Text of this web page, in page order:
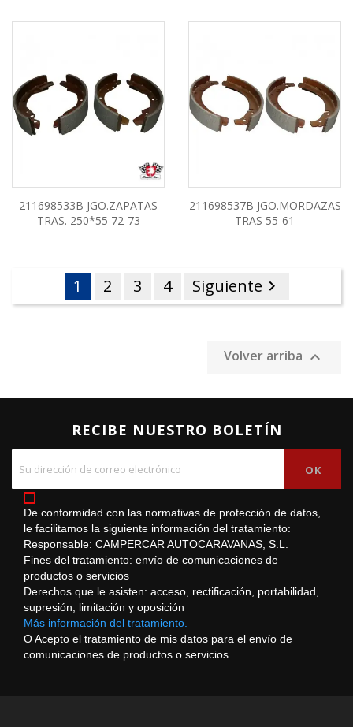
211698533B JGO.ZAPATAS
TRAS. 250*55 72-73
211698537B JGO.MORDAZAS
TRAS 55-61
1 2 3 4 Siguiente 
Volver arriba 
RECIBE NUESTRO BOLETÍN
De conformidad con las normativas de protección de datos,
le facilitamos la siguiente información del tratamiento:
Responsable: CAMPERCAR AUTOCARAVANAS, S.L.
Fines del tratamiento: envío de comunicaciones de
productos o servicios
Derechos que le asisten: acceso, rectificación, portabilidad,
supresión, limitación y oposición
Más información del tratamiento.
O Acepto el tratamiento de mis datos para el envío de
comunicaciones de productos o servicios